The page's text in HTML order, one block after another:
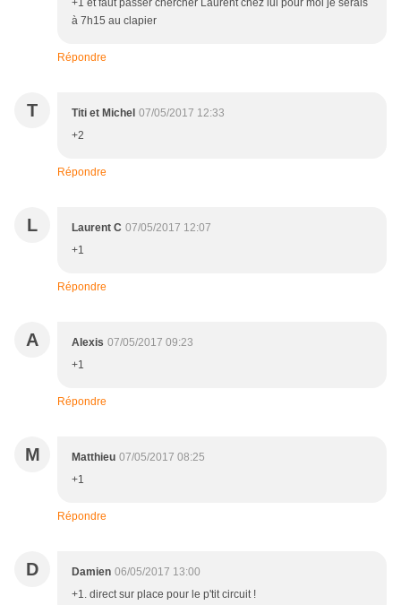
+1 et faut passer chercher Laurent chez lui pour moi je serais
à 7h15 au clapier
Répondre
T Titi et Michel 07/05/2017 12:33
+2
Répondre
L Laurent C 07/05/2017 12:07
+1
Répondre
A Alexis 07/05/2017 09:23
+1
Répondre
M Matthieu 07/05/2017 08:25
+1
Répondre
D Damien 06/05/2017 13:00
+1. direct sur place pour le p'tit circuit !